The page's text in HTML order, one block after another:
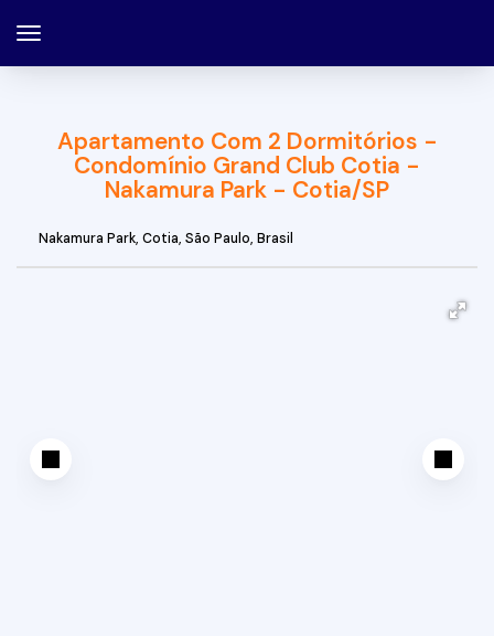
Apartamento Com 2 Dormitórios -
Condomínio Grand Club Cotia -
Nakamura Park - Cotia/SP
Nakamura Park, Cotia, São Paulo, Brasil